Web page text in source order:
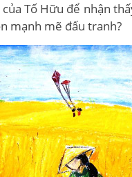
Tố Hữu để nhận
mạnh mẽ đấu tranh?